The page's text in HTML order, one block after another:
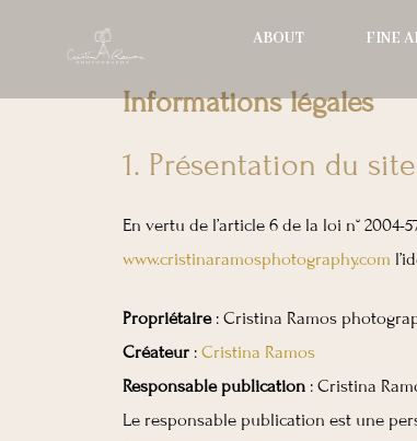
ABOUT FINE
Informations légales
1. Présentation du
En vertu de l’article 6 de la loi n°
www.cristinaramosphotography.com
Propriétaire: Cristina Ramos
Créateur : Cristina Ramos
Responsable publication : Cristina
Le responsable publication est une